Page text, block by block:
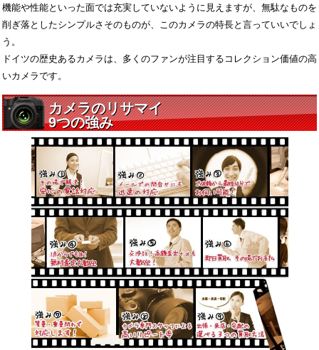
機能や性能といった面では充実していないように見えますが、無駄なものを
削ぎ落としたシンプルさそのものが、このカメラの特長と言っていいでしょ
う。
ドイツの歴史あるカメラは、多くのファンが注目するコレクション価値の高
いカメラです。